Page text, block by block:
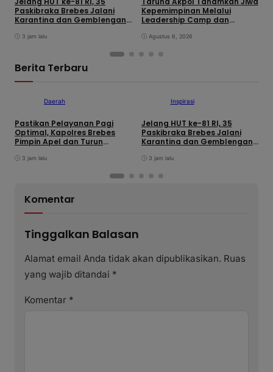
Paskibraka Brebes Jalani
Karantina dan Gemblengan
3 jam lalu
Kepemimpinan Melalui
Leadership Camp dan
Siswa Sekolah Rakyat
Agustus 6, 2026
Berita Terbaru
Daerah
Pastikan Pelayanan Pagi
Optimal, Kapolres Brebes
Pimpin Apel dan Turun
Lapangan
3 jam lalu
Inspirasi
Jelang HUT ke-81 RI, 35
Paskibraka Brebes Jalani
Karantina dan Gemblengan
3 jam lalu
Komentar
Tinggalkan Balasan
Alamat email Anda tidak akan dipublikasikan. Ruas
yang wajib ditandai *
Komentar *